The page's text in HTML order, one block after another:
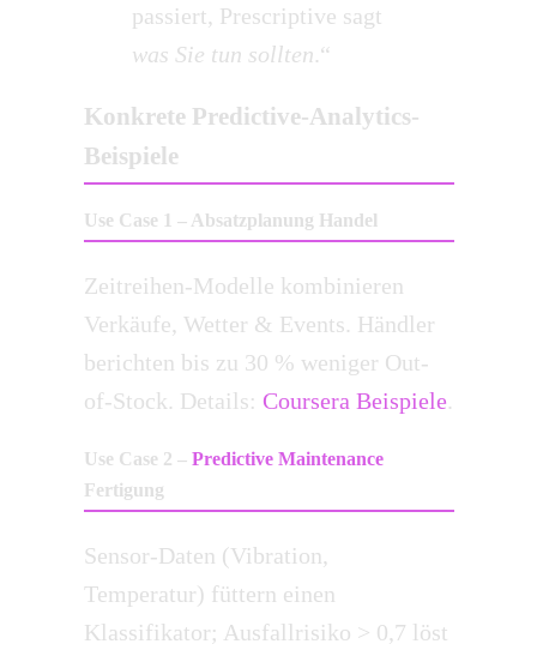
passiert, Prescriptive sagt
was Sie tun sollten.“
Konkrete Predictive-Analytics-
Beispiele
Use Case 1 – Absatzplanung Handel
Zeitreihen-Modelle kombinieren
Verkäufe, Wetter & Events. Händler
berichten bis zu 30 % weniger Out-
of-Stock. Details: Coursera Beispiele.
Use Case 2 – Predictive Maintenance
Fertigung
Sensor-Daten (Vibration,
Temperatur) füttern einen
Klassifikator; Ausfallrisiko > 0,7 löst